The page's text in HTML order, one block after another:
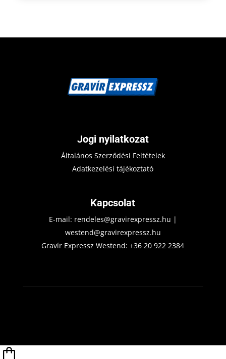
Jogi nyilatkozat
Általános Szerződési Feltételek
Adatkezelési tájékoztató
Kapcsolat
E-mail: rendeles@gravirexpressz.hu |
westend@gravirexpressz.hu
Gravír Expressz Westend:+36 20 922 2384